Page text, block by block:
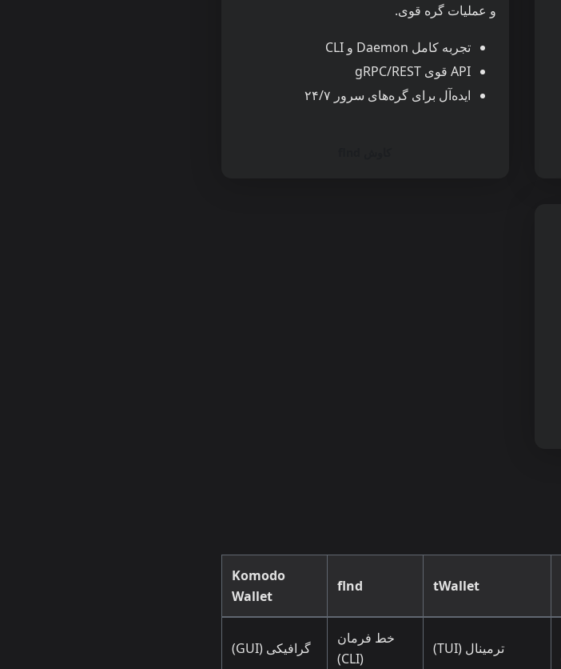
و عملیات گره قوی.
تجربه کامل Daemon و CLI
API قوی gRPC/REST
ایده‌آل برای گره‌های سرور ۲۴/۷
tWallet
flnd
Komodo
Wallet
ترمینال (TUI)
خط فرمان
(CLI)
گرافیکی (GUI)